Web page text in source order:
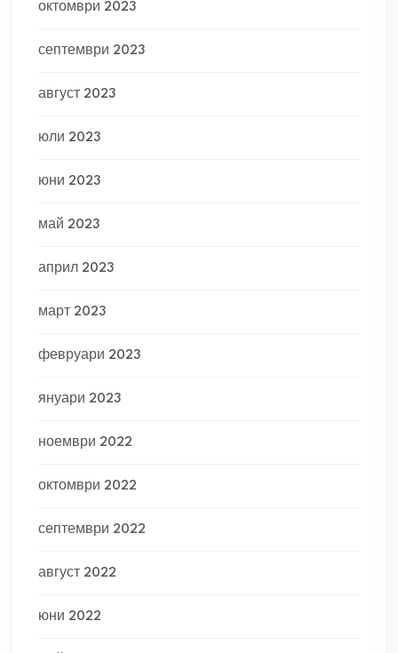
октомври 2023
септември 2023
август 2023
юли 2023
юни 2023
май 2023
април 2023
март 2023
февруари 2023
януари 2023
ноември 2022
октомври 2022
септември 2022
август 2022
юни 2022